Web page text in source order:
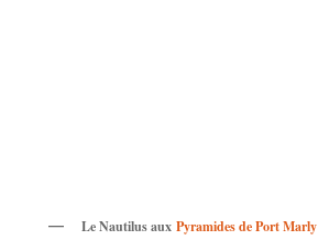
Le Nautilus auxPyramides de Port Marly